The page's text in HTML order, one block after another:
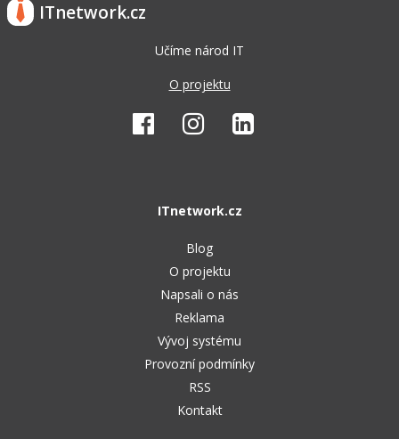
ITnetwork.cz
Učíme národ IT
O projektu
ITnetwork.cz
Blog
O projektu
Napsali o nás
Reklama
Vývoj systému
Provozní podmínky
RSS
Kontakt